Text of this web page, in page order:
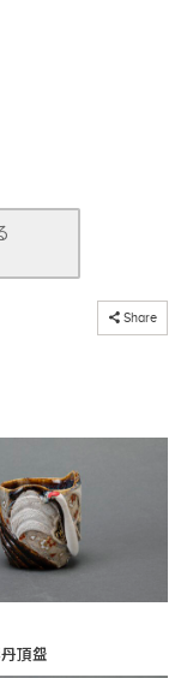
Share
コピーしました
頂盌